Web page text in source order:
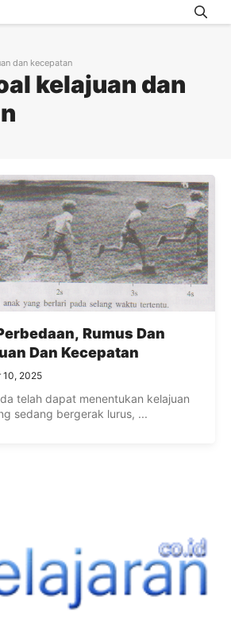
kelajuan dan
dan kecepatan
Rumus Dan
Dan Kecepatan
10, 2025
telah dapat menentukan kelajuan
sedang bergerak lurus, ...